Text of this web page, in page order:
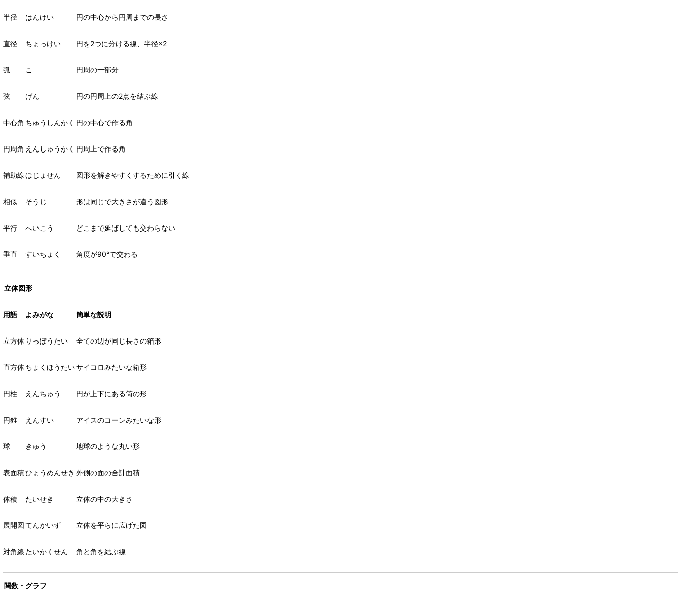
半径 はんけい 円の中心から円周までの長さ
直径 ちょっけい 円を2つに分ける線、半径×2
弧 こ 円周の一部分
弦 げん 円の円周上の2点を結ぶ線
中心角 ちゅうしんかく 円の中心で作る角
円周角 えんしゅうかく 円周上で作る角
補助線ほじょせん 図形を解きやすくするために引く線
相似 そうじ 形は同じで大きさが違う図形
平行 へいこう どこまで延ばしても交わらない
垂直 すいちょく 角度が90°で交わる
立体図形
用語 よみがな 簡単な説明
立方体 りっぽうたい 全ての辺が同じ長さの箱形
直方体ちょくほうたいサイコロみたいな箱形
円柱 えんちゅう 円が上下にある筒の形
円錐 えんすい アイスのコーンみたいな形
球 きゅう 地球のような丸い形
表面積ひょうめんせき 外側の面の合計面積
体積 たいせき 立体の中の大きさ
展開図てんかいず 立体を平らに広げた図
対角線 たいかくせん 角と角を結ぶ線
関数・グラフ